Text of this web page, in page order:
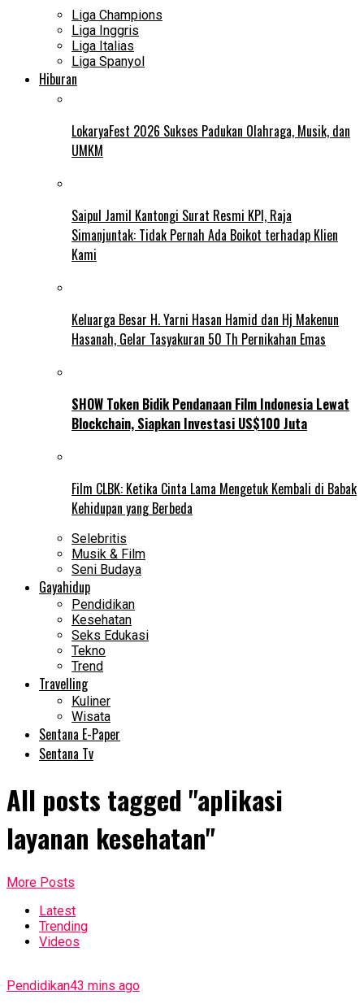
Liga Champions
Liga Inggris
Liga Italias
Liga Spanyol
Hiburan
LokaryaFest 2026 Sukses Padukan Olahraga, Musik, dan
UMKM
Saipul Jamil Kantongi Surat Resmi KPI, Raja
Simanjuntak: Tidak Pernah Ada Boikot terhadap Klien
Kami
Keluarga Besar H. Yarni Hasan Hamid dan Hj Makenun
Hasanah, Gelar Tasyakuran 50 Th Pernikahan Emas
SHOW Token Bidik Pendanaan Film Indonesia Lewat
Blockchain, Siapkan Investasi US$100 Juta
Film CLBK: Ketika Cinta Lama Mengetuk Kembali di Babak
Kehidupan yang Berbeda
Selebritis
Musik & Film
Seni Budaya
Gayahidup
Pendidikan
Kesehatan
Seks Edukasi
Tekno
Trend
Travelling
Kuliner
Wisata
Sentana E-Paper
Sentana Tv
All posts tagged "aplikasi
layanan kesehatan"
More Posts
Latest
Trending
Videos
Pendidikan43 mins ago